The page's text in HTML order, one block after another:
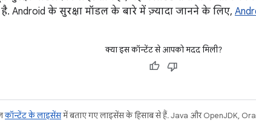
Android के सुरक्षा मॉडल के बारे में ज़्यादा जानने के लिए,
क्या इस कॉन्टेंट से आपको मदद मिली?
कॉन्टेंट के लाइसेंसमें बताए गए लाइसेंस के हिसाब से हैं. Java और OpenJDK,